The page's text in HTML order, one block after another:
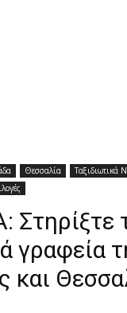
Θεσσαλία
Ταξιδιωτικά
Στηρίξτε
γραφεία
και